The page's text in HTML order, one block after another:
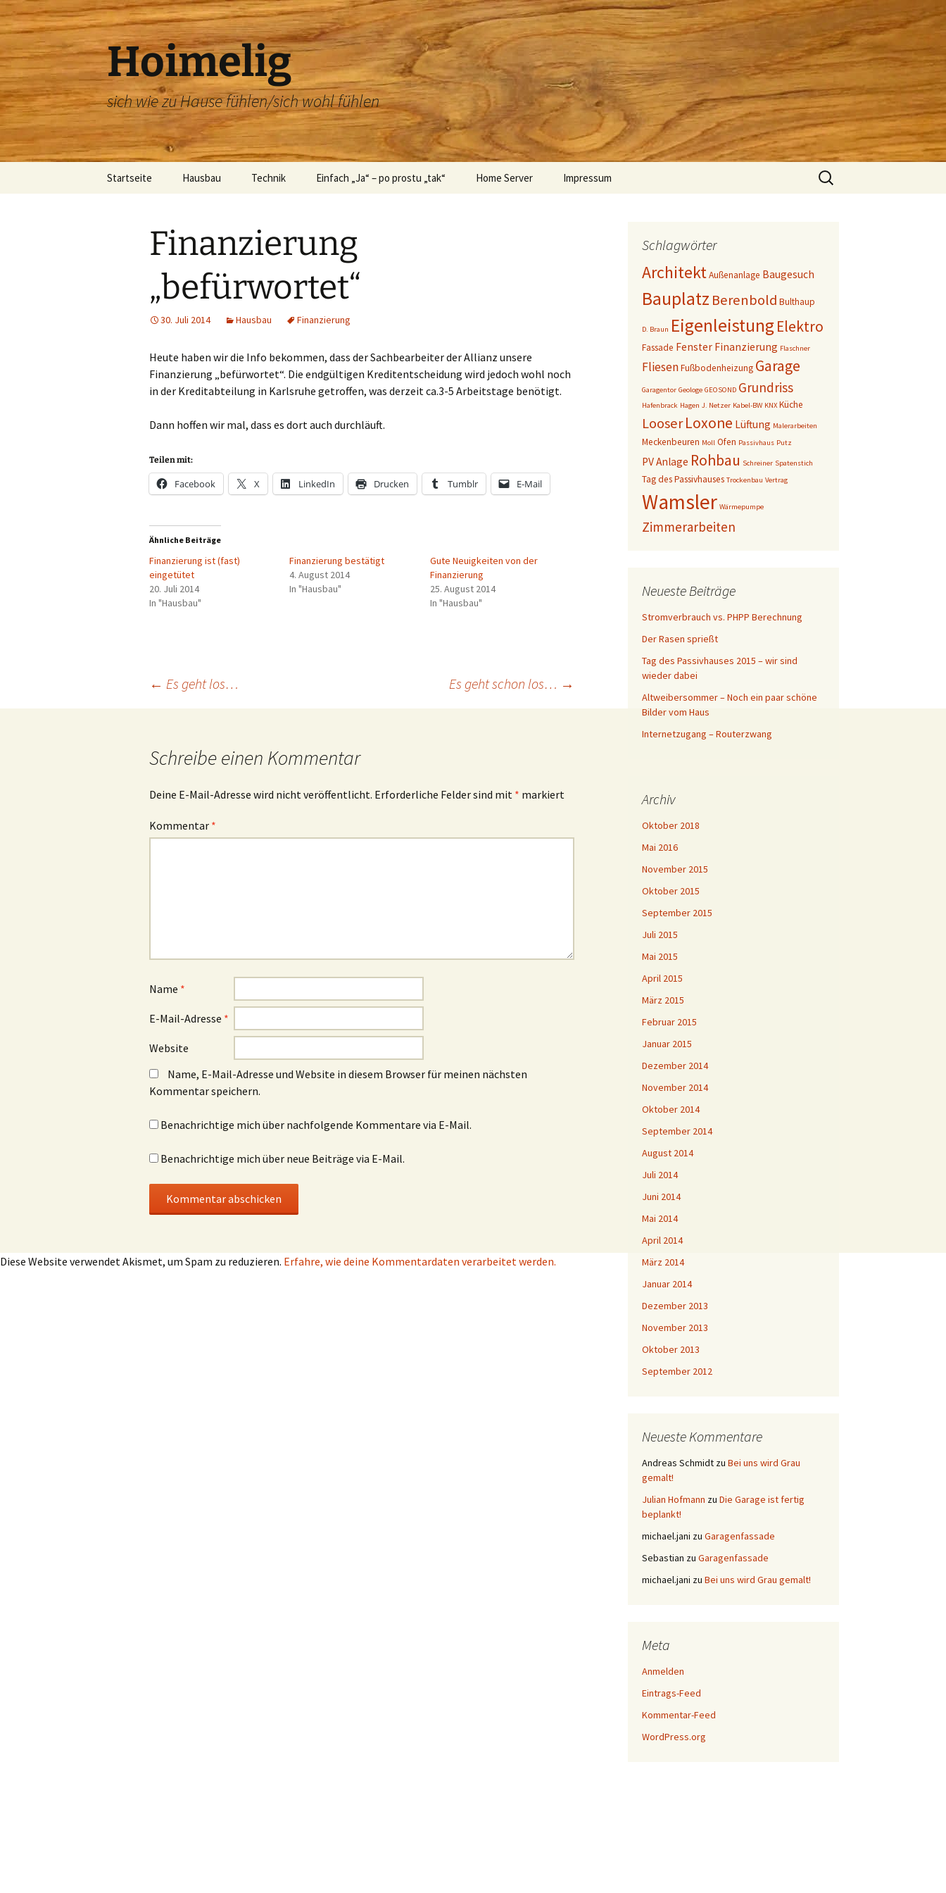
Zum
Inhalt
springen
Hoimelig
sich wie zu Hause fühlen/sich wohl fühlen
Startseite Hausbau
Beteiligte Firmen
Link Sammlung – Bau
Technik Einfach „Ja“ – po prostu „tak“
Einladung – zaproszenie
Home Server Impressum
Suchen
nach:
Finanzierung
„befürwortet“
30. Juli 2014 Hausbau Finanzierung
Heute haben wir die Info bekommen, dass der Sachbearbeiter der Allianz unsere
Finanzierung „befürwortet“. Die endgültigen Kreditentscheidung wird jedoch wohl noch
in der Kreditabteilung in Karlsruhe getroffen, was derzeit ca.3-5 Arbeitstage benötigt.
Dann hoffen wir mal, dass es dort auch durchläuft.
Teilen mit:
Facebook X LinkedIn Drucken Tumblr E-Mail
Ähnliche Beiträge
Finanzierung ist (fast)
eingetütet
20. Juli 2014
In "Hausbau"
Finanzierung bestätigt
4. August 2014
In "Hausbau"
Gute Neuigkeiten von der
Finanzierung
25. August 2014
In "Hausbau"
Beitragsnavigation
← Es geht los… Es geht schon los… →
Schreibe einen Kommentar
Deine E-Mail-Adresse wird nicht veröffentlicht. Erforderliche Felder sind mit * markiert
Kommentar *
Name *
E-Mail-Adresse *
Website
Name, E-Mail-Adresse und Website in diesem Browser für meinen nächsten
Kommentar speichern.
Benachrichtige mich über nachfolgende Kommentare via E-Mail.
Benachrichtige mich über neue Beiträge via E-Mail.
Diese Website verwendet Akismet, um Spam zu reduzieren. Erfahre, wie deine Kommentardaten verarbeitet werden.
Schlagwörter
ArchitektAußenanlage Baugesuch
Bauplatz Berenbold Bulthaup
D. Braun EigenleistungElektro
Fassade Fenster Finanzierung Flaschner
FliesenFußbodenheizung Garage
Garagentor Geologe GEOSOND Grundriss
Hafenbrack Hagen J. Netzer Kabel-BW KNX Küche
LooserLoxone Lüftung Malerarbeiten
Meckenbeuren Moll Ofen Passivhaus Putz
PV Anlage Rohbau Schreiner Spatenstich
Tag des Passivhauses Trockenbau Vertrag
Wamsler Wärmepumpe
Zimmerarbeiten
Neueste Beiträge
Stromverbrauch vs. PHPP Berechnung
Der Rasen sprießt
Tag des Passivhauses 2015 – wir sind
wieder dabei
Altweibersommer – Noch ein paar schöne
Bilder vom Haus
Internetzugang – Routerzwang
Archiv
Oktober 2018
Mai 2016
November 2015
Oktober 2015
September 2015
Juli 2015
Mai 2015
April 2015
März 2015
Februar 2015
Januar 2015
Dezember 2014
November 2014
Oktober 2014
September 2014
August 2014
Juli 2014
Juni 2014
Mai 2014
April 2014
März 2014
Januar 2014
Dezember 2013
November 2013
Oktober 2013
September 2012
Neueste Kommentare
Andreas Schmidt zu Bei uns wird Grau
gemalt!
Julian Hofmann zu Die Garage ist fertig
beplankt!
michael.jani zu Garagenfassade
Sebastian zu Garagenfassade
michael.jani zu Bei uns wird Grau gemalt!
Meta
Anmelden
Eintrags-Feed
Kommentar-Feed
WordPress.org